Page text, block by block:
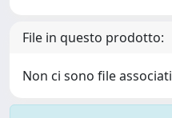
File in questo prodotto:
Non ci sono file